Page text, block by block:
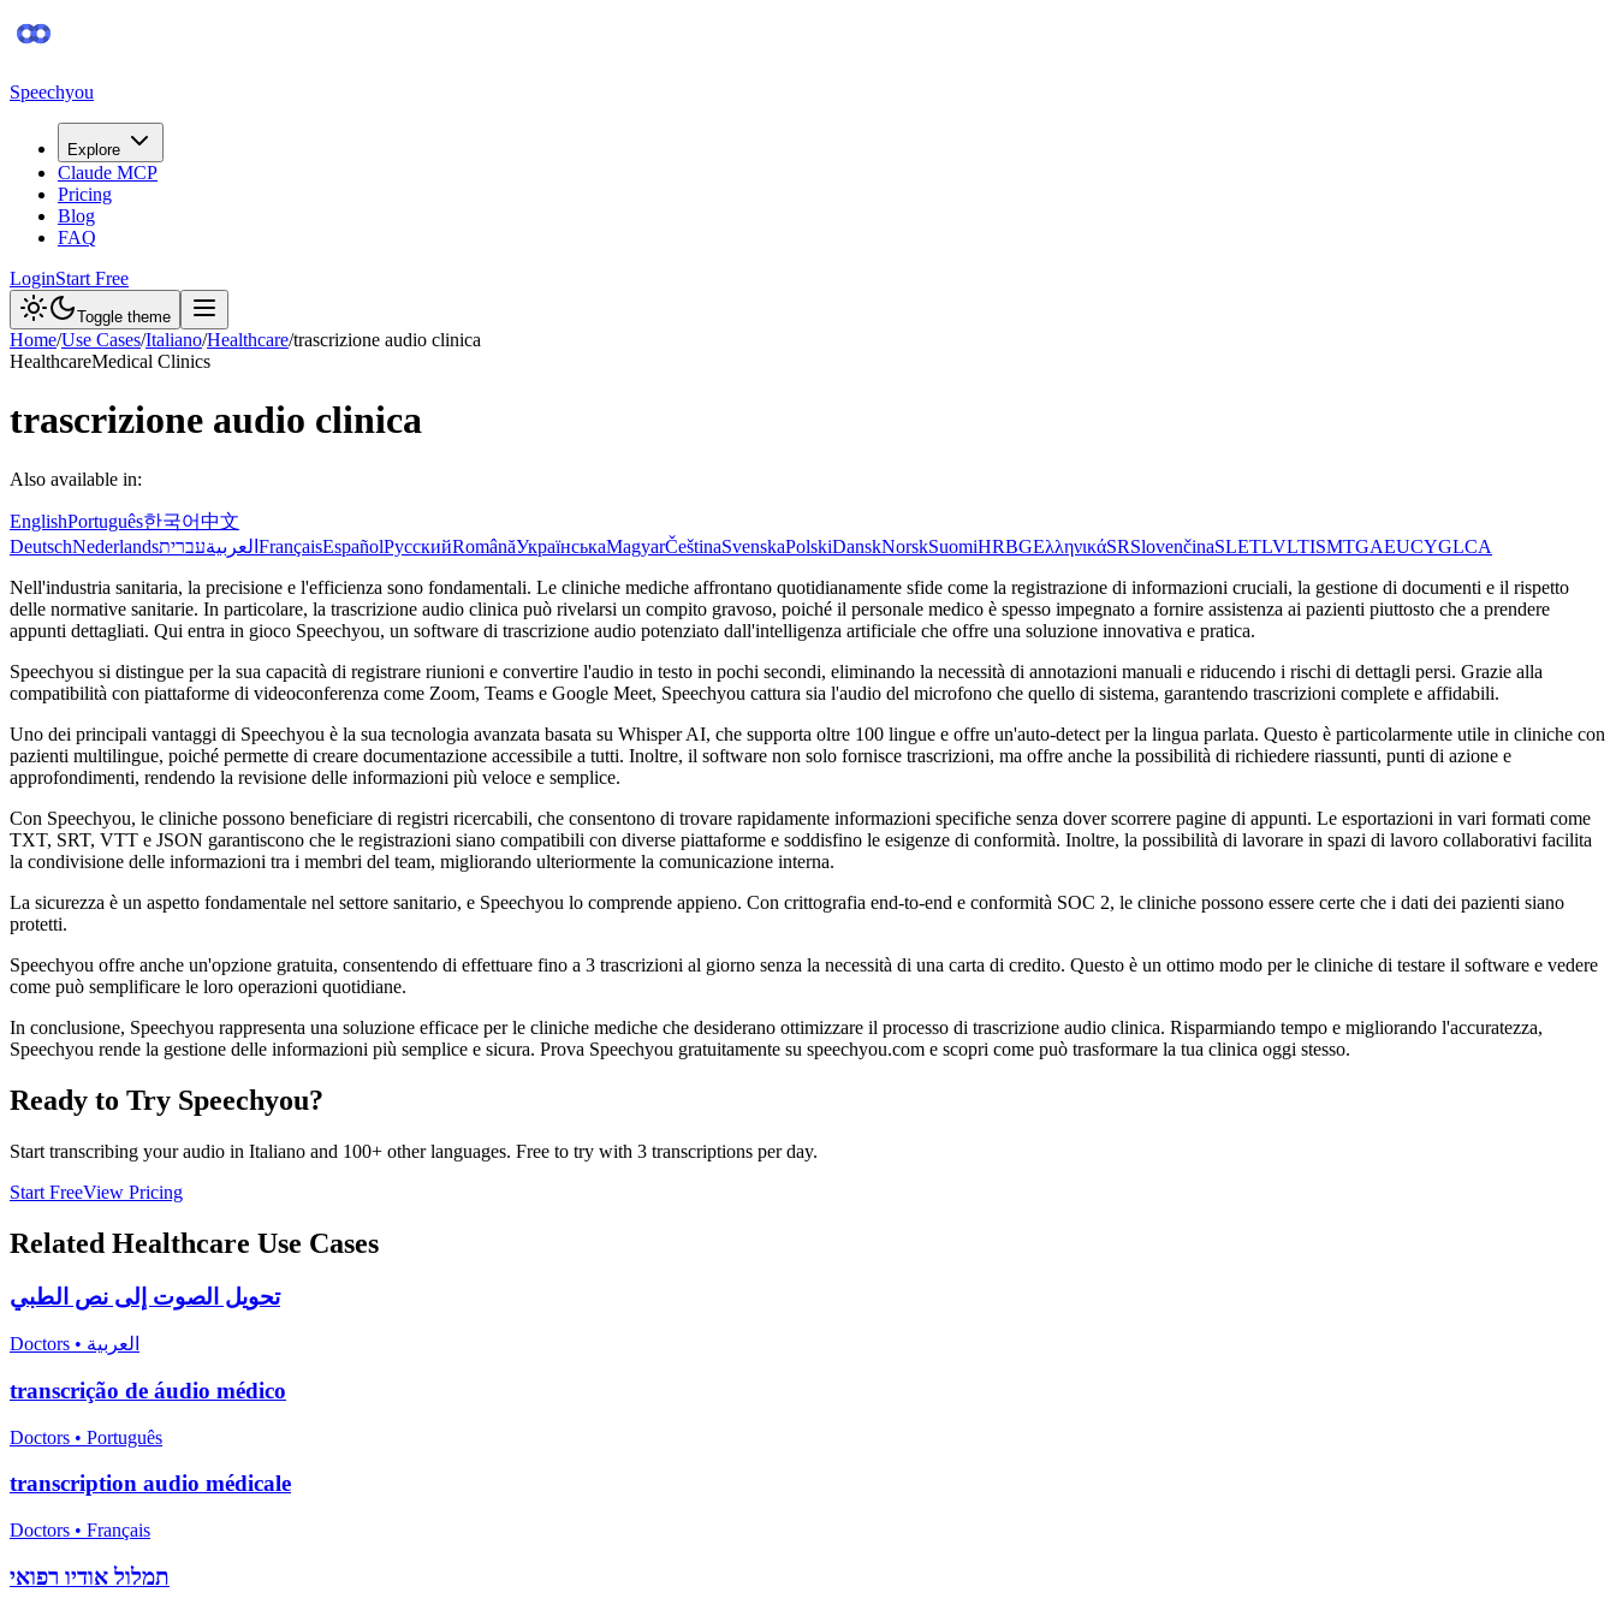
Speechyou
Explore
Claude MCP
Pricing
Blog
FAQ
LoginStart Free
Toggle theme
Home/Use Cases/Italiano/Healthcare/trascrizione audio clinica
HealthcareMedical Clinics
trascrizione audio clinica
Also available in:
EnglishPortuguês한국어中文
DeutschNederlands العربيةעברית FrançaisEspañolРусскийRomânăУкраїнськаMagyarČeštinaSvenskaPolskiDanskNorskSuomiHRBGΕλληνικάSRSlovenčinaSLETLVLTISMTGAEUCYGLCA
Nell'industria sanitaria, la precisione e l'efficienza sono fondamentali. Le cliniche mediche affrontano quotidianamente sfide come la registrazione di informazioni cruciali, la gestione di documenti e il rispetto
delle normative sanitarie. In particolare, la trascrizione audio clinica può rivelarsi un compito gravoso, poiché il personale medico è spesso impegnato a fornire assistenza ai pazienti piuttosto che a prendere
appunti dettagliati. Qui entra in gioco Speechyou, un software di trascrizione audio potenziato dall'intelligenza artificiale che offre una soluzione innovativa e pratica.
Speechyou si distingue per la sua capacità di registrare riunioni e convertire l'audio in testo in pochi secondi, eliminando la necessità di annotazioni manuali e riducendo i rischi di dettagli persi. Grazie alla
compatibilità con piattaforme di videoconferenza come Zoom, Teams e Google Meet, Speechyou cattura sia l'audio del microfono che quello di sistema, garantendo trascrizioni complete e affidabili.
Uno dei principali vantaggi di Speechyou è la sua tecnologia avanzata basata su Whisper AI, che supporta oltre 100 lingue e offre un'auto-detect per la lingua parlata. Questo è particolarmente utile in cliniche con
pazienti multilingue, poiché permette di creare documentazione accessibile a tutti. Inoltre, il software non solo fornisce trascrizioni, ma offre anche la possibilità di richiedere riassunti, punti di azione e
approfondimenti, rendendo la revisione delle informazioni più veloce e semplice.
Con Speechyou, le cliniche possono beneficiare di registri ricercabili, che consentono di trovare rapidamente informazioni specifiche senza dover scorrere pagine di appunti. Le esportazioni in vari formati come
TXT, SRT, VTT e JSON garantiscono che le registrazioni siano compatibili con diverse piattaforme e soddisfino le esigenze di conformità. Inoltre, la possibilità di lavorare in spazi di lavoro collaborativi facilita
la condivisione delle informazioni tra i membri del team, migliorando ulteriormente la comunicazione interna.
La sicurezza è un aspetto fondamentale nel settore sanitario, e Speechyou lo comprende appieno. Con crittografia end-to-end e conformità SOC 2, le cliniche possono essere certe che i dati dei pazienti siano
protetti.
Speechyou offre anche un'opzione gratuita, consentendo di effettuare fino a 3 trascrizioni al giorno senza la necessità di una carta di credito. Questo è un ottimo modo per le cliniche di testare il software e vedere
come può semplificare le loro operazioni quotidiane.
In conclusione, Speechyou rappresenta una soluzione efficace per le cliniche mediche che desiderano ottimizzare il processo di trascrizione audio clinica. Risparmiando tempo e migliorando l'accuratezza,
Speechyou rende la gestione delle informazioni più semplice e sicura. Prova Speechyou gratuitamente su speechyou.com e scopri come può trasformare la tua clinica oggi stesso.
Ready to Try Speechyou?
Start transcribing your audio in Italiano and 100+ other languages. Free to try with 3 transcriptions per day.
Start FreeView Pricing
Related Healthcare Use Cases
تحويل الصوت إلى نص الطبي
Doctors • العربية
transcrição de áudio médico
Doctors • Português
transcription audio médicale
Doctors • Français
תמלול אודיו רפואי